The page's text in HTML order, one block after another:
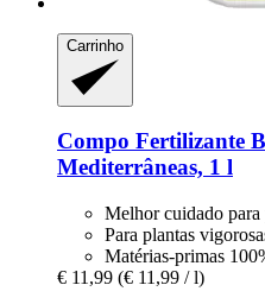
Carrinho
Compo Fertilizante
Mediterrâneas, 1 l
Melhor cuidado para
Para plantas
Matérias-primas
€ 11,99 (€ 11,99 / l)